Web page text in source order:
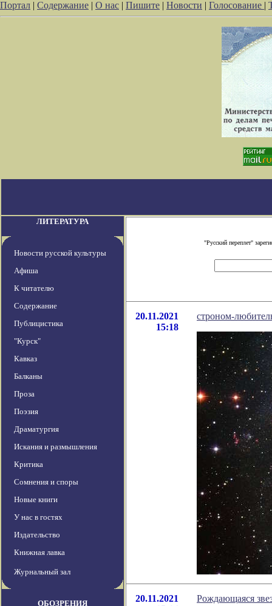
Портал | Содержание | О нас | Пишите | Новости | Голосование |
ЛИТЕРАТУРА
Новости русской культуры
Афиша
К читателю
Содержание
Публицистика
"Курск"
Кавказ
Балканы
Проза
Поэзия
Драматургия
Искания и размышления
Критика
Сомнения и споры
Новые книги
У нас в гостях
Издательство
Книжная лавка
Журнальный зал
ОБОЗРЕНИЯ
"Русский переплет"
20.11.2021
15:18
строном-
20.11.2021
Рождающаяся